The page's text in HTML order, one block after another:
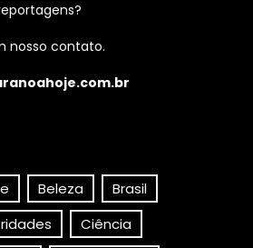
nosso contato.
Beleza
Brasil
Ciência